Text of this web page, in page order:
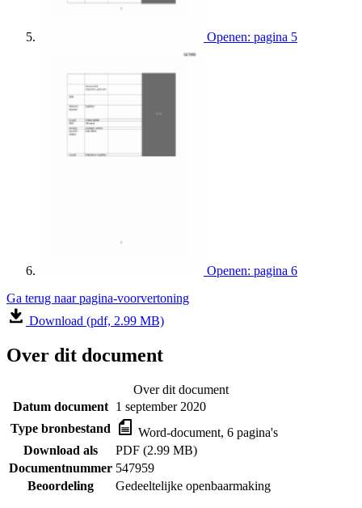
Openen: pagina 5
Openen: pagina 6
Ga terug naar pagina-voorvertoning
Download (pdf, 2.99 MB)
Over dit document
Over dit document
Datum document 1 september 2020
Type bronbestand
Word-document, 6 pagina's
Download als
PDF (2.99 MB)
Documentnummer 547959
Beoordeling
Gedeeltelijke openbaarmaking